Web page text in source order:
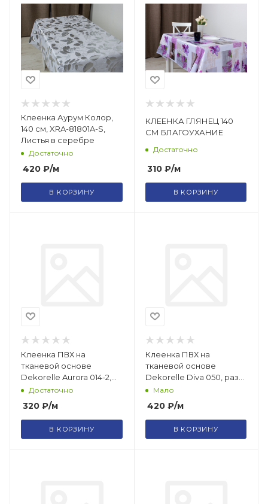
Клеенка Аурум Колор,
140 см, XRA-81801A-S,
Листья в серебре
Достаточно
420 ₽/м
В КОРЗИНУ
КЛЕЕНКА ГЛЯНЕЦ 140
СМ БЛАГОУХАНИЕ
Достаточно
310₽/м
В КОРЗИНУ
Клеенка ПВХ на
тканевой основе
Dekorelle Aurora 014-2,
разм. 1,4*20м
Достаточно
320 ₽/м
В КОРЗИНУ
Клеенка ПВХ на
тканевой основе
Dekorelle Diva 050, разм.
1,4х20м
Мало
420₽/м
В КОРЗИНУ